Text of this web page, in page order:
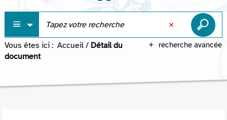
recherche avancée
Vous êtes ici : Accueil / Détail du
document